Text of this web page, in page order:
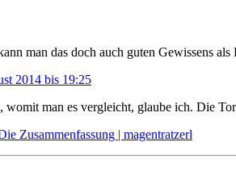
man das doch auch guten Gewissens
2014 bis 19:25
man es vergleicht, glaube ich. Die
Zusammenfassung | magentratzerl